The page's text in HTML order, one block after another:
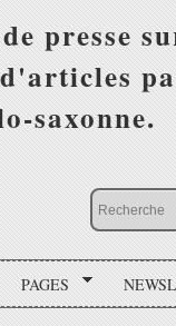
presse
saxonne.
PAGES